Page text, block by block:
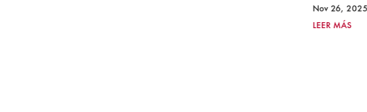
Nov 26, 2025
LEER MÁS